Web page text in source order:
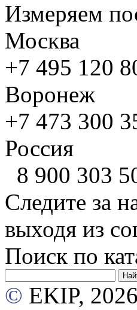
Измеряем
Москва
+7 495 120
Воронеж
+7 473 300
Россия
8 900 303
Следите за
выходя из
Поиск по
© EKIP,